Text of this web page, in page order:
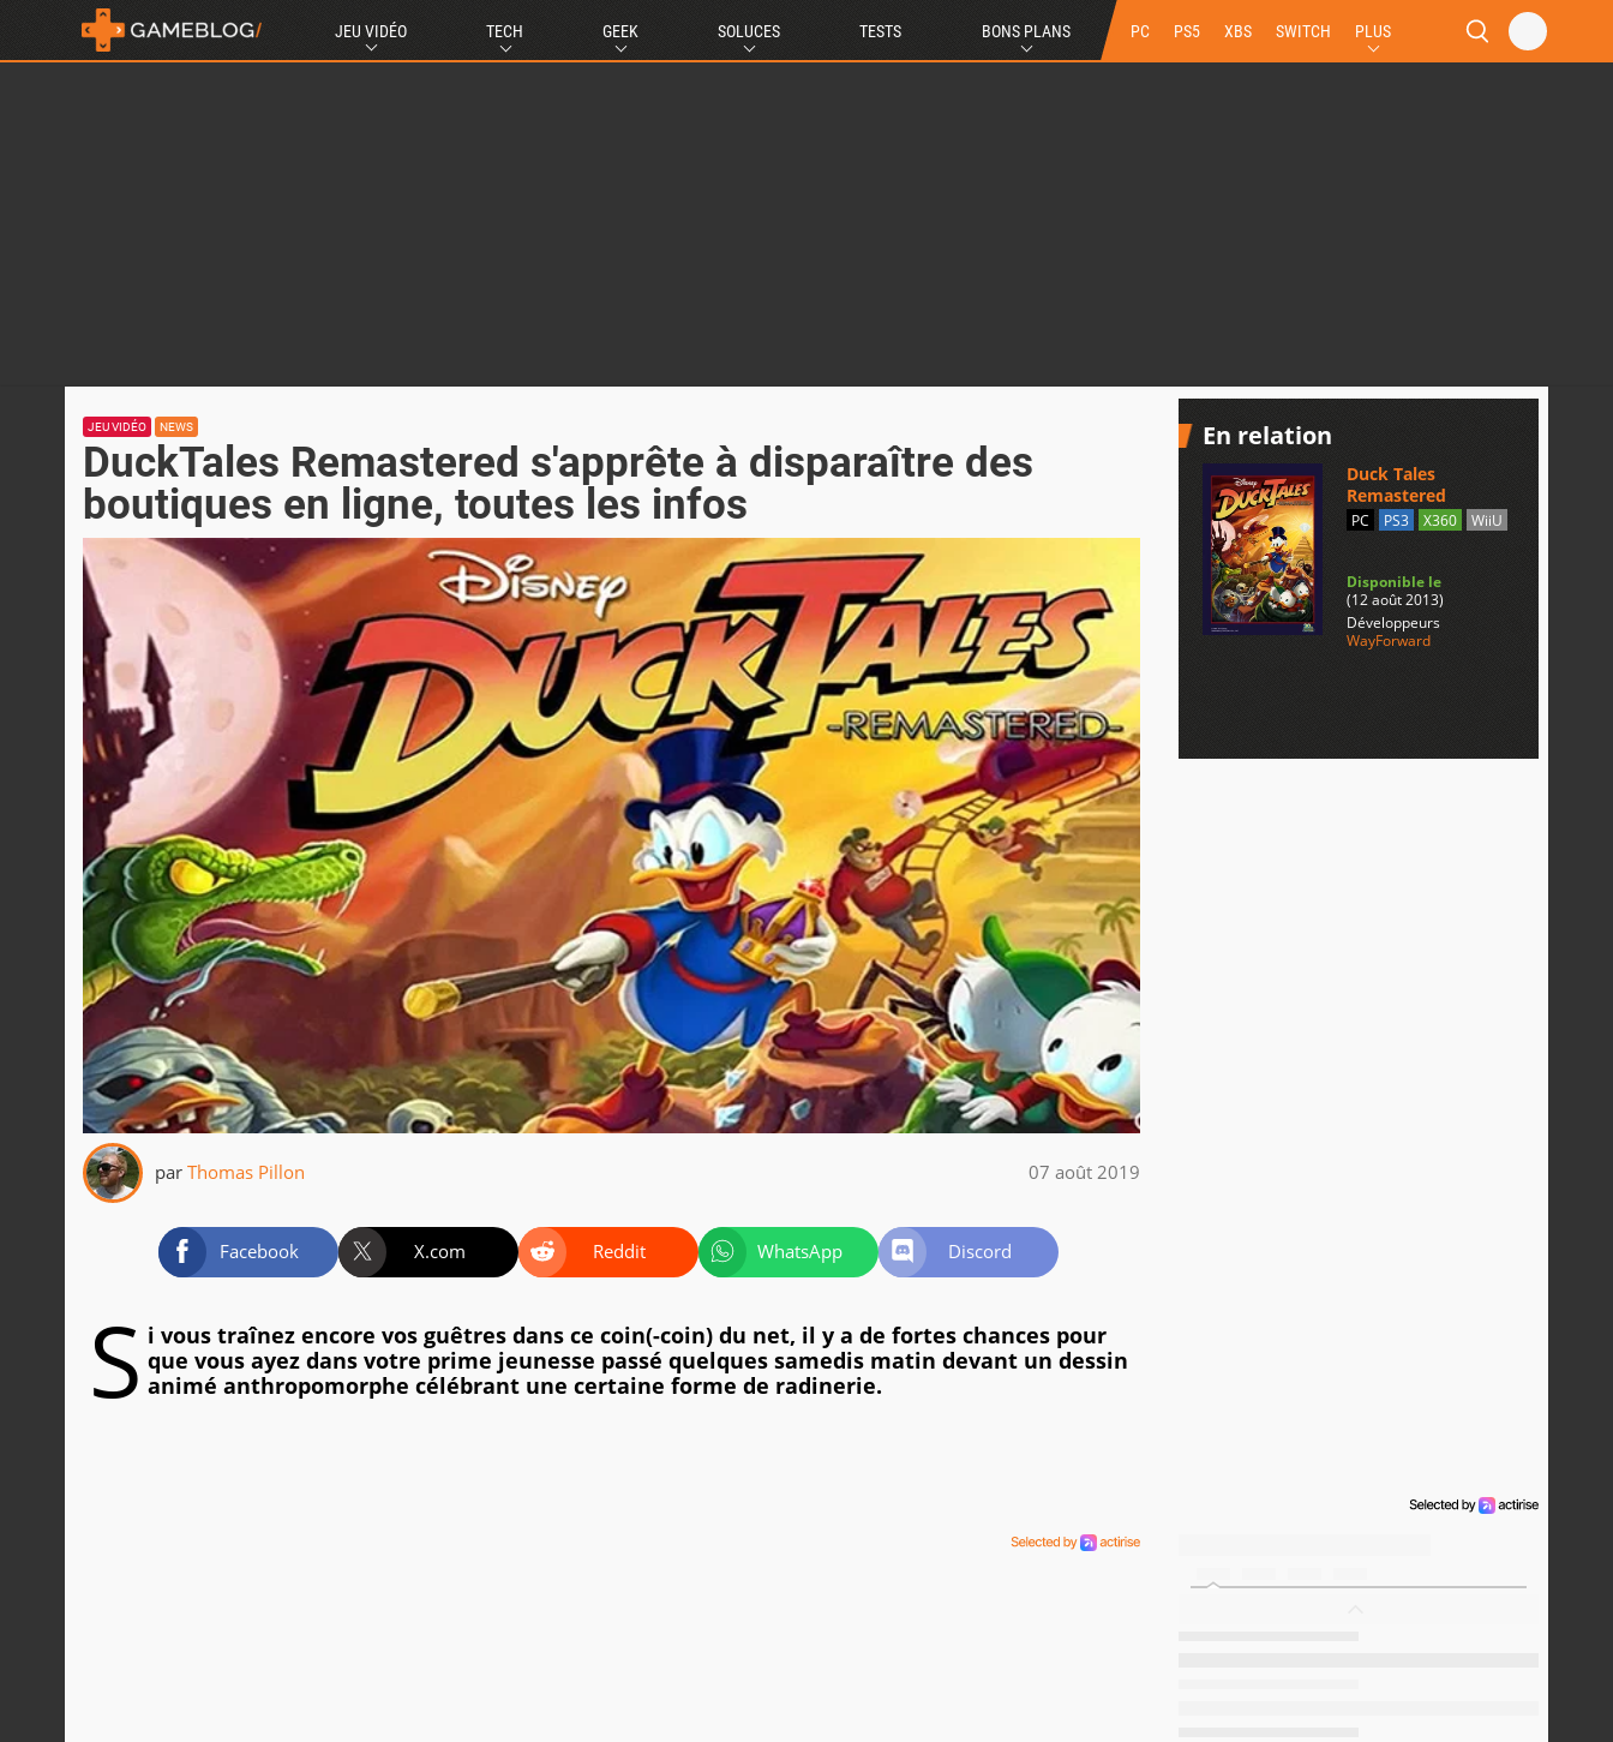
JEU VIDÉO TECH GEEK SOLUCES TESTS BONS PLANS PC PS5 XBS SWITCH PLUS
JEU VIDÉO NEWS
DuckTales Remastered s'apprête à disparaître des
boutiques en ligne, toutes les infos
par Thomas Pillon 07 août 2019
Facebook X.com Reddit WhatsApp Discord
S i vous traînez encore vos guêtres dans ce coin(-coin) du net, il y a de fortes chances pour
que vous ayez dans votre prime jeunesse passé quelques samedis matin devant un dessin
animé anthropomorphe célébrant une certaine forme de radinerie.
En relation
Duck Tales
Remastered
PC PS3 X360 WiiU
Disponible le
(12 août 2013)
Développeurs
WayForward